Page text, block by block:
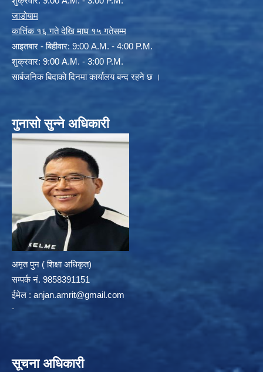
जाडोयाम
कार्त्तिक १६ गते देखि माघ १५ गतेसम्म
आइतबार - बिहीवार: 9:00 A.M. - 4:00 P.M.
शुक्रवार: 9:00 A.M. - 3:00 P.M.
सार्बजनिक बिदाको दिनमा कार्यालय बन्द रहने छ ।
गुनासो सुन्ने अधिकारी
अमृत पुन ( शिक्षा अधिकृत)
सम्पर्क न‌ं. 9858391151
ईमेल : anjan.amrit@gmail.com
सूचना अधिकारी